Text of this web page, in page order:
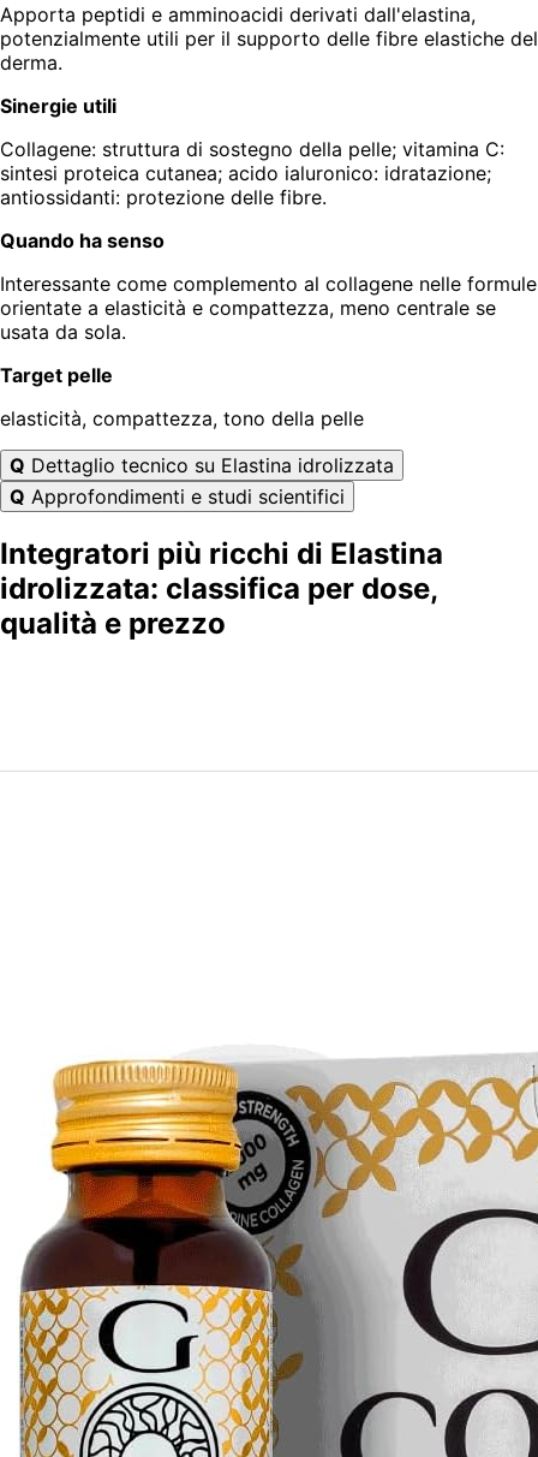
Apporta peptidi e amminoacidi derivati dall'elastina,
potenzialmente utili per il supporto delle fibre elastiche del
derma.
Sinergie utili
Collagene: struttura di sostegno della pelle; vitamina C:
sintesi proteica cutanea; acido ialuronico: idratazione;
antiossidanti: protezione delle fibre.
Quando ha senso
Interessante come complemento al collagene nelle formule
orientate a elasticità e compattezza, meno centrale se
usata da sola.
Target pelle
elasticità, compattezza, tono della pelle
Q Dettaglio tecnico su Elastina idrolizzata
Q Approfondimenti e studi scientifici
Integratori più ricchi di Elastina
idrolizzata: classifica per dose,
qualità e prezzo